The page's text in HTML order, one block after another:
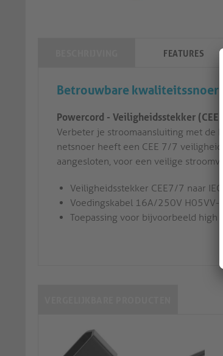
FEATURES
Betrouwbare kwaliteitssnoer
Powercord - Veiligheidsstekker (CEE
Verbeter je stroomaansluiting met de
netsnoer heeft een CEE 7/7
aangesloten, voor een veilige
Veiligheidsstekker CEE7/7 naar
Voedingskabel 16A/250V H05VV-
Toepassing voor bijvoorbeeld high